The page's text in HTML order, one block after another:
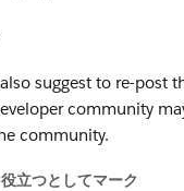
markerSize="4"
suggest to re-post
community
community.
役立つとしてマーク